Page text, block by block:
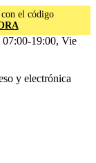
el código
07:00-19:00, Vie
y electrónica